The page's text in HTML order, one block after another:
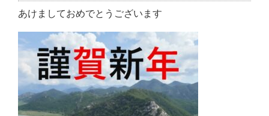
あけましておめでとうございます